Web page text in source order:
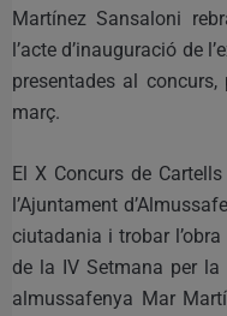
Martínez Sansaloni
l’acte d’inauguració de
presentades al
març.
El X Concurs de
l’Ajuntament
ciutadania i trobar
de la IV Setmana per
almussafenya Mar